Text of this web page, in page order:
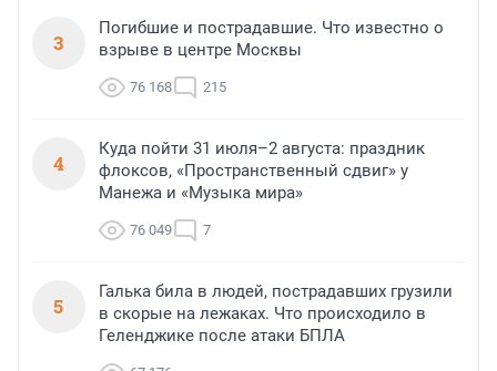
3
Погибшие и пострадавшие. Что известно о
взрыве в центре Москвы
76 168 215
4
Куда пойти 31 июля–2 августа: праздник
флоксов, «Пространственный сдвиг» у
Манежа и «Музыка мира»
76 049 7
5
Галька била в людей, пострадавших грузили
в скорые на лежаках. Что происходило в
Геленджике после атаки БПЛА